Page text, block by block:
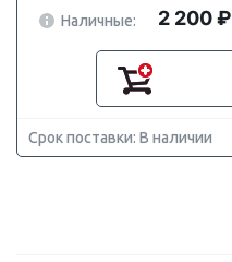
Наличные:
2 200 ₽
Срок поставки: В наличии